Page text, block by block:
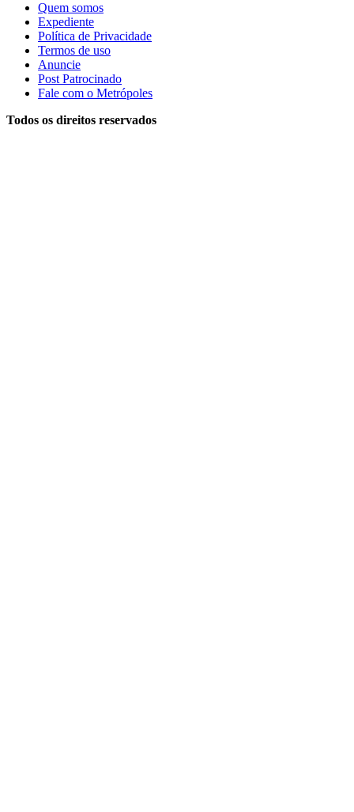
Quem somos
Expediente
Política de Privacidade
Termos de uso
Anuncie
Post Patrocinado
Fale com o Metrópoles
Todos os direitos reservados